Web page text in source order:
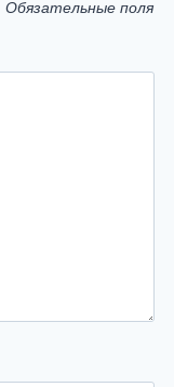
Обязательные поля